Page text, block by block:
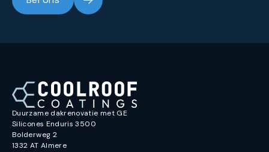
Duurzame dakrenovatie met GE
Silicones Enduris 3500
Bolderweg 2
1332 AT Almere